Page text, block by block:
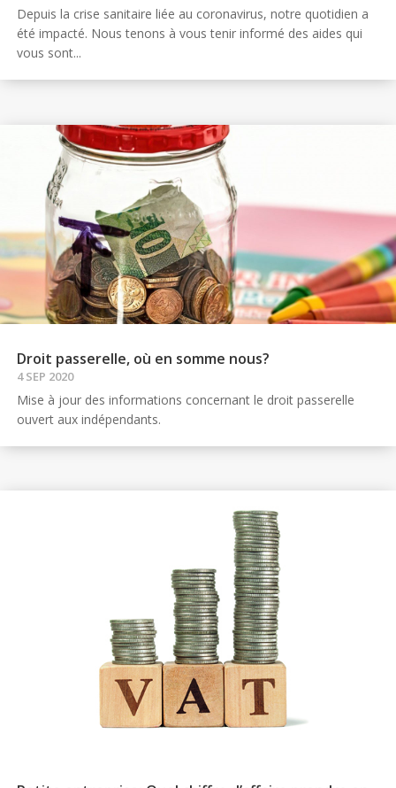
Depuis la crise sanitaire liée au coronavirus, notre quotidien a
été impacté. Nous tenons à vous tenir informé des aides qui
vous sont...
Droit passerelle, où en somme nous?
4 SEP 2020
Mise à jour des informations concernant le droit passerelle
ouvert aux indépendants.